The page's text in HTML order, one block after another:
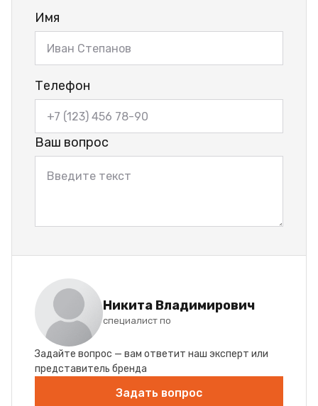
Имя
Телефон
Ваш вопрос
Никита Владимирович
специалист по
Задайте вопрос — вам ответит наш эксперт или
представитель бренда
Задать вопрос